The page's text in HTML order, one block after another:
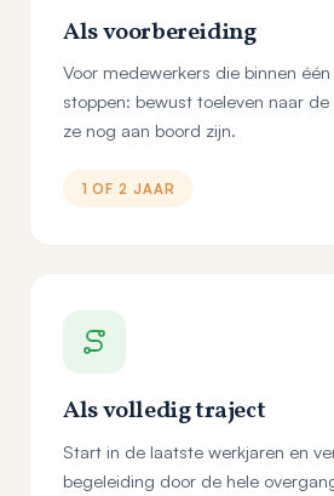
Als voorbereiding
Voor medewerkers die binnen
stoppen: bewust toeleven naar
ze nog aan boord zijn.
1 OF 2 JAAR
Als volledig traject
Start in de laatste werkjaren en
begeleiding door de hele